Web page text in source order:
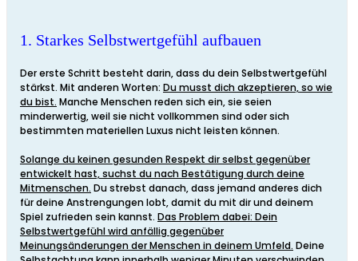
1. Starkes Selbstwertgefühl aufbauen
Der erste Schritt besteht darin, dass du dein Selbstwertgefühl
stärkst. Mit anderen Worten: Du musst dich akzeptieren, so wie
du bist. Manche Menschen reden sich ein, sie seien
minderwertig, weil sie nicht vollkommen sind oder sich
bestimmten materiellen Luxus nicht leisten können.
Solange du keinen gesunden Respekt dir selbst gegenüber
entwickelt hast, suchst du nach Bestätigung durch deine
Mitmenschen. Du strebst danach, dass jemand anderes dich
für deine Anstrengungen lobt, damit du mit dir und deinem
Spiel zufrieden sein kannst. Das Problem dabei: Dein
Selbstwertgefühl wird anfällig gegenüber
Meinungsänderungen der Menschen in deinem Umfeld. Deine